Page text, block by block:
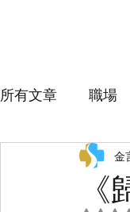
所有文章 職場
金